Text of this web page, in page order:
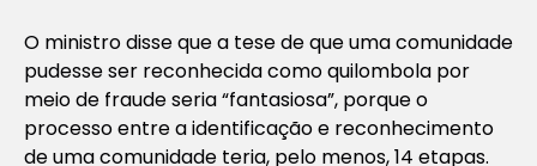
O ministro disse que a tese de que uma comunidade
pudesse ser reconhecida como quilombola por
meio de fraude seria “fantasiosa”, porque o
processo entre a identificação e reconhecimento
de uma comunidade teria, pelo menos, 14 etapas.